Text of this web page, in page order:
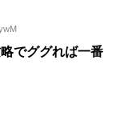
でググれば一番